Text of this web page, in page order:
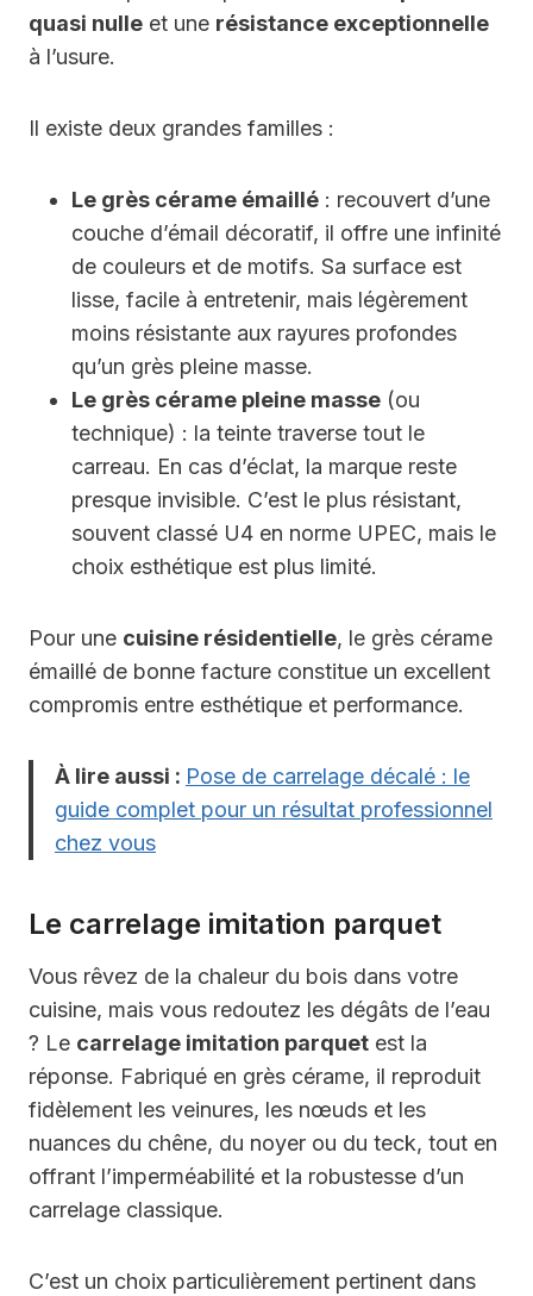
quasi nulle et une résistance exceptionnelle
à l’usure.
Il existe deux grandes familles :
Le grès cérame émaillé : recouvert d’une
couche d’émail décoratif, il offre une infinité
de couleurs et de motifs. Sa surface est
lisse, facile à entretenir, mais légèrement
moins résistante aux rayures profondes
qu’un grès pleine masse.
Le grès cérame pleine masse (ou
technique) : la teinte traverse tout le
carreau. En cas d’éclat, la marque reste
presque invisible. C’est le plus résistant,
souvent classé U4 en norme UPEC, mais le
choix esthétique est plus limité.
Pour une cuisine résidentielle, le grès cérame
émaillé de bonne facture constitue un excellent
compromis entre esthétique et performance.
À lire aussi : Pose de carrelage décalé : le
guide complet pour un résultat professionnel
chez vous
Le carrelage imitation parquet
Vous rêvez de la chaleur du bois dans votre
cuisine, mais vous redoutez les dégâts de l’eau
? Le carrelage imitation parquet est la
réponse. Fabriqué en grès cérame, il reproduit
fidèlement les veinures, les nœuds et les
nuances du chêne, du noyer ou du teck, tout en
offrant l’imperméabilité et la robustesse d’un
carrelage classique.
C’est un choix particulièrement pertinent dans